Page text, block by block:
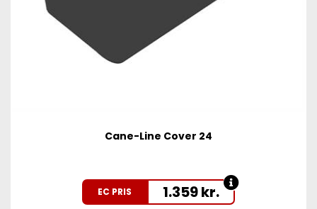
Cane-Line Cover 24
EC PRIS 1.359kr.